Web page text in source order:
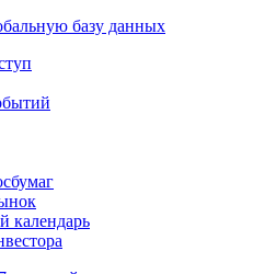
базу данных
календарь